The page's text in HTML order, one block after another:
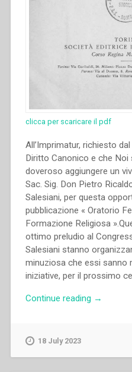
clicca per scaricare il pdf
All’Imprimatur, richiesto
Diritto Canonico e che Noi
doveroso aggiungere un
Sac. Sig. Don Pietro
Salesiani, per questa
pubblicazione « Oratorio
Formazione Religiosa
ottimo preludio al
Salesiani stanno
minuziosa che essi sanno
iniziative, per il prossimo
Continue reading “Pietro
→
18 July 2023